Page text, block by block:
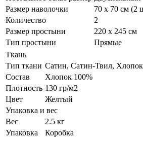
Размер наволочки
70 х 70 см (2
Количество
2
Размер простыни
220 х 245 см
Тип простыни
Прямые
Ткань
Тип ткани Сатин, Сатин-Твил, Хлопок
Состав
Хлопок 100%
Плотность 130 гр/м2
Цвет
Желтый
Упаковка и вес
Вес
2.5 кг
Упаковка
Коробка